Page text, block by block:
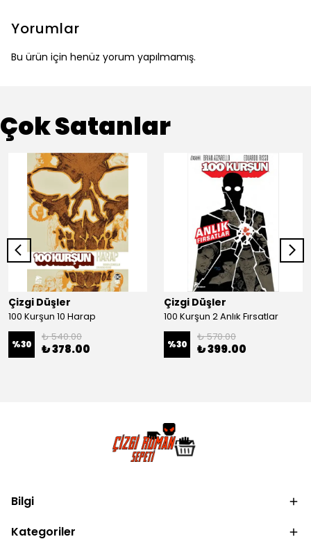
Yorumlar
Bu ürün için henüz yorum yapılmamış.
Çok Satanlar
Çizgi Düşler
100 Kurşun 10 Harap
%30
₺ 540.00
₺ 378.00
Çizgi Düşler
100 Kurşun 2 Anlık Fırsatlar
%30
₺ 570.00
₺ 399.00
Bilgi
Kategoriler